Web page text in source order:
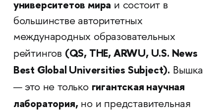
университетов мира и состоит в
большинстве авторитетных
международных образовательных
рейтингов (QS, THE, ARWU, U.S. News
Best Global Universities Subject). Вышка
— это не только гигантская научная
лаборатория,но и представительная